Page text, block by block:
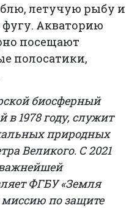
летучую рыбу и
Акваторию
посещают
полосатики,
биосферный
в 1978 году, служит
природных
Великого. С 2021
ФГБУ «Земля
по защите